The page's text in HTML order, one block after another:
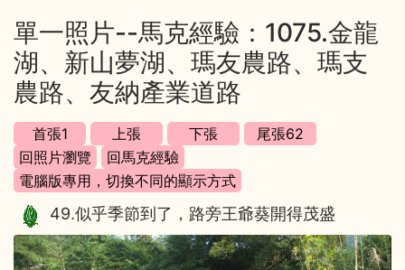
單一照片--馬克經驗：1075.金龍
湖、新山夢湖、瑪友農路、瑪支
農路、友納產業道路
49.似乎季節到了，路旁王爺葵開得茂盛